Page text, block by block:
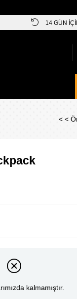
14 GÜN
< <
kalmamıştır.